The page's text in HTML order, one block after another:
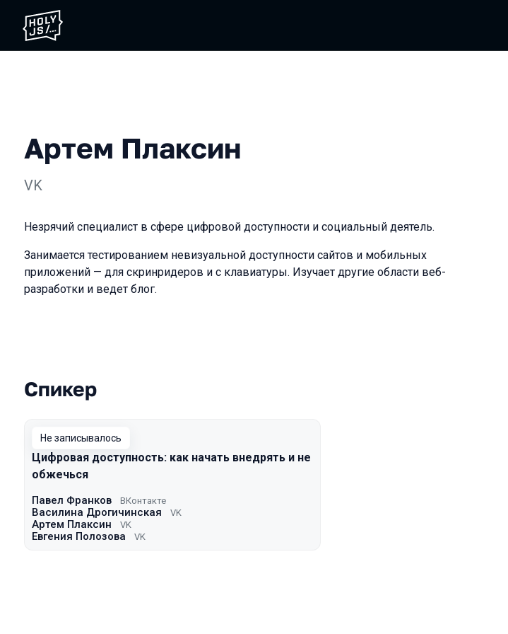
Артем Плаксин
VK
Незрячий специалист в сфере цифровой доступности и социальный деятель.
Занимается тестированием невизуальной доступности сайтов и мобильных
приложений — для скринридеров и с клавиатуры. Изучает другие области веб-
разработки и ведет блог.
Выступления в сезоне 2023 Spring
Спикер
Не записывалось
Цифровая доступность: как начать внедрять и не
обжечься
Павел Франков ВКонтакте
Василина Дрогичинская VK
Артем Плаксин VK
Евгения Полозова VK